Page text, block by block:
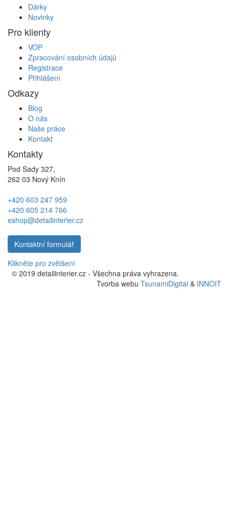
Dárky
Novinky
Pro klienty
VOP
Zpracování osobních údajů
Registrace
Přihlášení
Odkazy
Blog
O nás
Naše práce
Kontakt
Kontakty
Pod Sady 327,
262 03 Nový Knín
+420 603 247 959
+420 605 214 766
eshop@detailinterier.cz
Kontaktní formulář
Klikněte pro zvětšení
© 2019 detailinterier.cz - Všechna práva vyhrazena.
Tvorba webu TsunamiDigital & INNOIT